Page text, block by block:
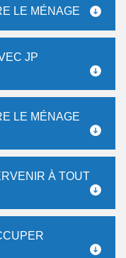
LE MÉNAGE
JP
LE MÉNAGE
À TOUT